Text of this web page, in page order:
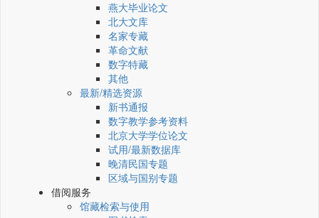
燕大毕业论文
北大文库
名家专藏
革命文献
数字特藏
其他
最新/精选资源
新书通报
数字教学参考资料
北京大学学位论文
试用/最新数据库
晚清民国专题
区域与国别专题
借阅服务
馆藏检索与使用